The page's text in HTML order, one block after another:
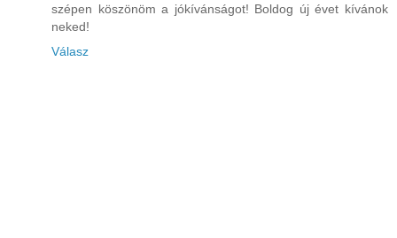
szépen köszönöm a jókívánságot! Boldog új évet kívánok
neked!
Válasz